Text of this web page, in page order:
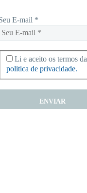
E-mail *
Li e aceito os termos da
politica de privacidade.